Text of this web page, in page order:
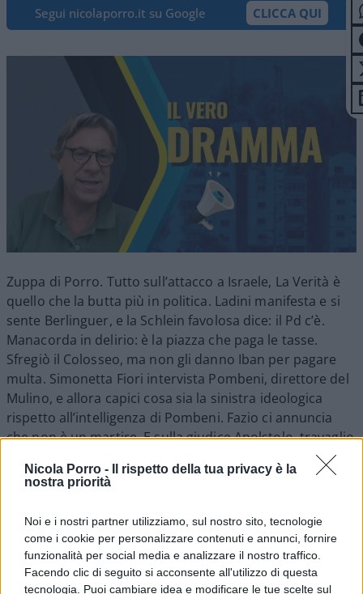
Nicola Porro -
Il rispetto della tua privacy è la
nostra priorità
Noi e i nostri partner utilizziamo, sul nostro sito, tecnologie
come i cookie per personalizzare contenuti e annunci, fornire
funzionalità per social media e analizzare il nostro traffico.
Facendo clic di seguito si acconsente all'utilizzo di questa
tecnologia. Puoi cambiare idea e modificare le tue scelte sul
Segui nicolaporro.it su Google CLICCA QUI
Zuppa di Porro. Tutto sull’attacco a Israele, La Verità è
quello che la butta più in politica. Ladini manifesta e si
sente Berlinguer, e la Schlein favolosa dice: il Pd c’è.
Manacorda in delirio: è la piazza che paga le tasse.
Sfregiò il Colosseo, ma non gli danno Iban per pagare
multa. Simonetta Fiori intervista Pombeni, direttore del
Mulino, e allora capici cosa sia la sinistra ideologica
rispetto all’intelligenza di Pombeni. Fazio ci annuncia
che non è un martire. E sulla giudice Apolstolo, travaglio
imbarazzante come da un po’ non si vedeva la difende e
tutti sul video e chi lo ha fornito a Salvini, e nessuno sul
#rasseganstampa8ott
77